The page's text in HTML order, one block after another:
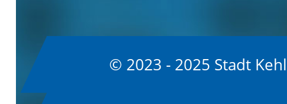
© 2023 - 2025 Stadt Kehl